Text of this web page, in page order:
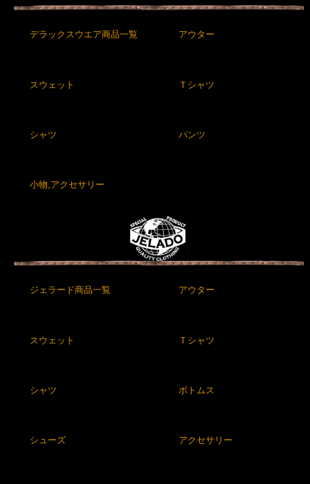
デラックスウエア商品一覧 アウター
スウェット Ｔシャツ
シャツ パンツ
小物,アクセサリー
ジェラード商品一覧 アウター
スウェット Ｔシャツ
シャツ ボトムス
シューズ アクセサリー